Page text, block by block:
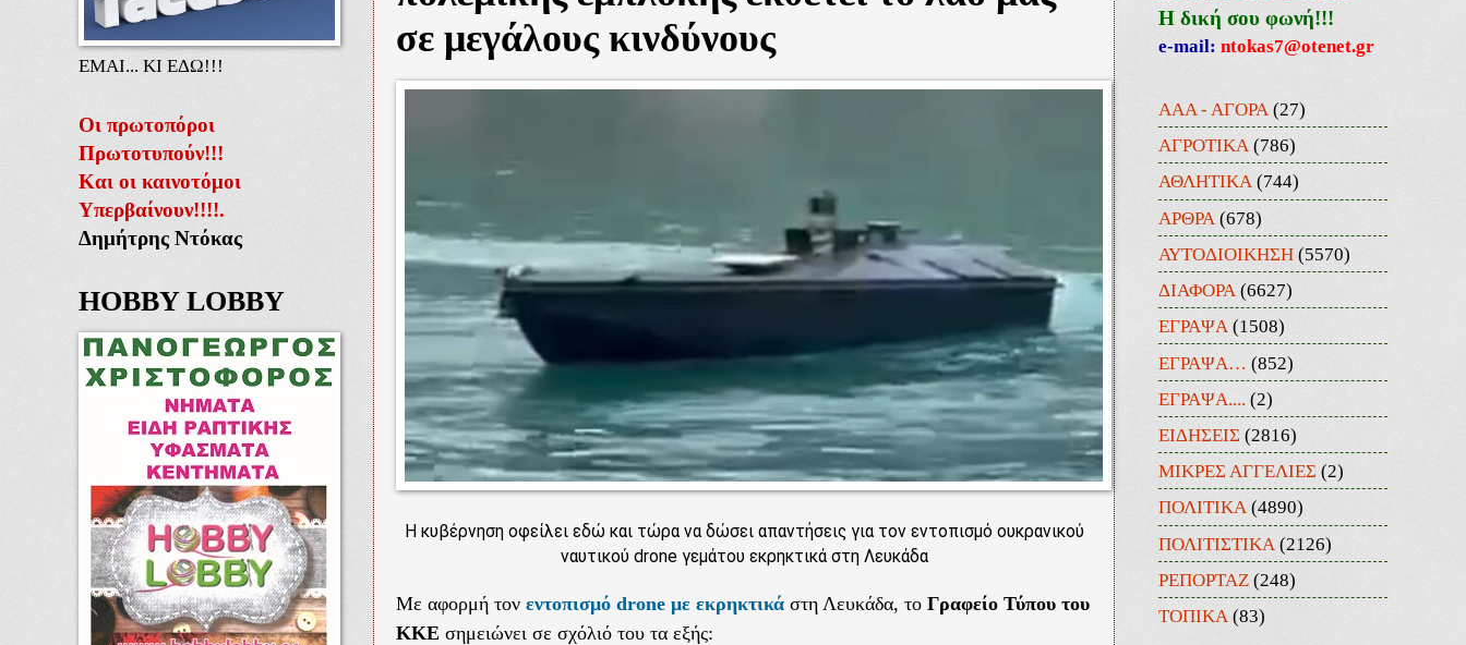
σε μεγάλους κινδύνους
Η κυβέρνηση οφείλει εδώ και τώρα να δώσει απαντήσεις για τον εντοπισμό ουκρανικού
ναυτικού drone γεμάτου εκρηκτικά στη Λευκάδα
Με αφορμή τον εντοπισμό drone με εκρηκτικά στη Λευκάδα, το Γραφείο Τύπου του
ΚΚΕ σημειώνει σε σχόλιό του τα εξής:
ΕΜΑΙ... ΚΙ ΕΔΩ!!!
Οι πρωτοπόροι
Πρωτοτυπούν!!!
Και οι καινοτόμοι
Υπερβαίνουν!!!!.
Δημήτρης Ντόκας
HOBBY LOBBY
Η δική σου φωνή!!!
e-mail: ntokas7@otenet.gr
ΑΑΑ - ΑΓΟΡΑ (27)
ΑΓΡΟΤΙΚΑ (786)
ΑΘΛΗΤΙΚΑ (744)
ΑΡΘΡΑ (678)
ΑΥΤΟΔΙΟΙΚΗΣΗ (5570)
ΔΙΑΦΟΡΑ (6627)
ΕΓΡΑΨΑ (1508)
ΕΓΡΑΨΑ… (852)
ΕΓΡΑΨΑ.... (2)
ΕΙΔΗΣΕΙΣ (2816)
ΜΙΚΡΕΣ ΑΓΓΕΛΙΕΣ (2)
ΠΟΛΙΤΙΚΑ (4890)
ΠΟΛΙΤΙΣΤΙΚΑ (2126)
ΡΕΠΟΡΤΑΖ (248)
ΤΟΠΙΚΑ (83)